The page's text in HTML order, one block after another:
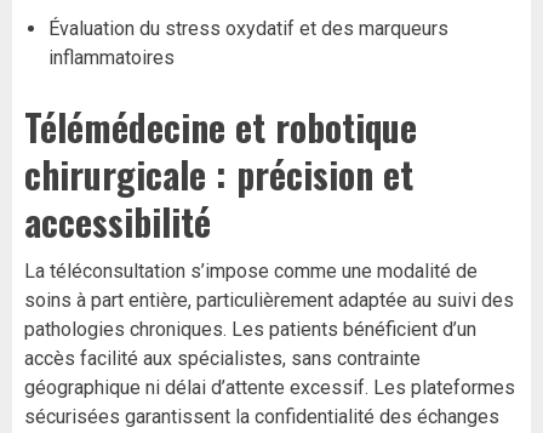
Évaluation du stress oxydatif et des marqueurs
inflammatoires
Télémédecine et robotique
chirurgicale : précision et
accessibilité
La téléconsultation s’impose comme une modalité de
soins à part entière, particulièrement adaptée au suivi des
pathologies chroniques. Les patients bénéficient d’un
accès facilité aux spécialistes, sans contrainte
géographique ni délai d’attente excessif. Les plateformes
sécurisées garantissent la confidentialité des échanges